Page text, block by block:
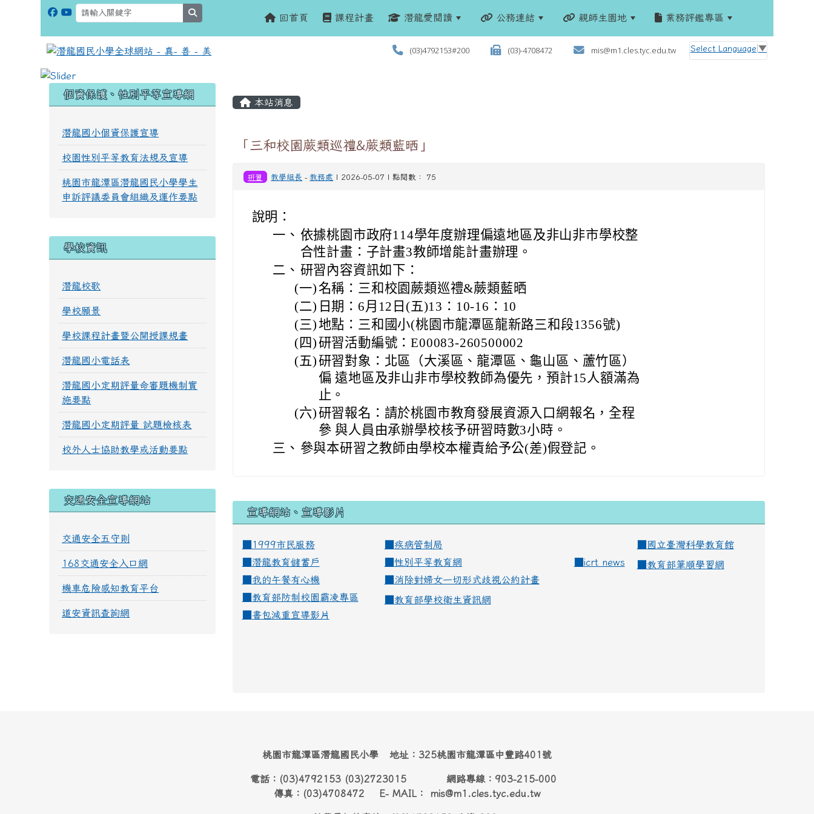
回首頁 課程計畫 潛龍愛閱讀 公務連結 親師生園地 業務評鑑專區
(03)4792153#200 (03)-4708472 mis@m1.cles.tyc.edu.tw Select Language ▼
本站消息
「三和校園蕨類巡禮&蕨類藍晒」
研習 教學組長 -教務處 | 2026-05-07 | 點閱數： 75
說明：
一、 依據桃園市政府114學年度辦理偏遠地區及非山非市學校整
合性計畫：子計畫3教師增能計畫辦理。
二、 研習內容資訊如下：
(一) 名稱：三和校園蕨類巡禮&蕨類藍晒
(二) 日期：6月12日(五)13：10-16：10
(三)地點：三和國小(桃園市龍潭區龍新路三和段1356號)
(四)研習活動編號：E00083-260500002
(五)研習對象：北區（大溪區、龍潭區、龜山區、蘆竹區）
偏 遠地區及非山非市學校教師為優先，預計15人額滿為
止。
(六)研習報名：請於桃園市教育發展資源入口網報名，全程
參 與人員由承辦學校核予研習時數3小時。
三、 參與本研習之教師由學校本權責給予公(差)假登記。
宣導網站、宣導影片
■1999市民服務 疾病管制局
國立臺灣科學教育館
潛龍教育儲蓄戶 性別平等教育網 icrt news
教育部筆順學習網
我的午餐有心機
消除對婦女一切形式歧視公約計畫
教育部防制校園霸凌專區
教育部學校衛生資訊網
書包減重宣導影片
個資保護、性別平等宣導網
潛龍國小個資保護宣導
校園性別平等教育法規及宣導
桃園市龍潭區潛龍國民小學學生
申訴評議委員會組織及運作要點
學校資訊
潛龍校歌
學校願景
學校課程計畫暨公開授課規畫
潛龍國小電話表
潛龍國小定期評量命審題機制實
施要點
潛龍國小定期評量 試題檢核表
校外人士協助教學或活動要點
交通安全宣導網站
交通安全五守則
168交通安全入口網
機車危險感知教育平台
道安資訊查詢網
桃園市龍潭區潛龍國民小學 地址：325桃園市龍潭區中豐路401號
電話：(03)4792153 (03)2723015 網路專線：903-215-000
傳真：(03)4708472 E- MAIL： mis@m1.cles.tyc.edu.tw